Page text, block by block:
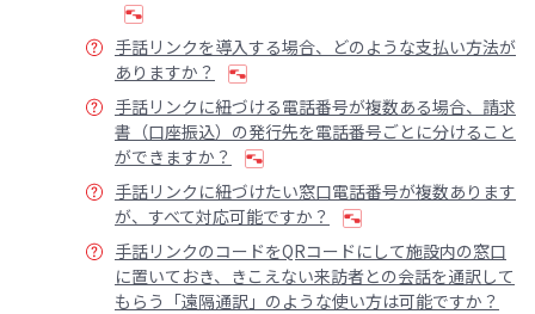
手話リンクを導入する場合、どのような支払い方法が
ありますか？
手話リンクに紐づける電話番号が複数ある場合、請求
書（口座振込）の発行先を電話番号ごとに分けること
ができますか？
手話リンクに紐づけたい窓口電話番号が複数あります
が、すべて対応可能ですか？
手話リンクのコードをQRコードにして施設内の窓口
に置いておき、きこえない来訪者との会話を通訳して
もらう「遠隔通訳」のような使い方は可能ですか？